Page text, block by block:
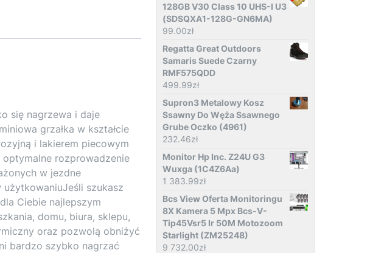
się nagrzewa i daje
grzałka w kształcie
i lakierem piecowym
rozprowadzenie
w jezdne
użytkowaniuJeśli szukasz
Ciebie najlepszym
domu, biura, sklepu,
oraz pozwolą obniżyć
bardzo szybko nagrzać
128GB V30 Class 10 UHS-I U3
(SDSQXA1-128G-GN6MA)
99.00zł
Regatta Great Outdoors
Samaris Suede Czarny
RMF575QDD
499.99zł
Supron3 Metalowy Kosz
Ssawny Do Węża Ssawnego
Grube Oczko (4961)
232.46zł
Monitor Hp Inc. Z24U G3
Wuxga (1C4Z6Aa)
1 383.99zł
Bcs View Oferta Monitoringu
8X Kamera 5 Mpx Bcs-V-
Tip45Vsr5 Ir 50M Motozoom
Starlight (ZM25248)
9 732.00zł